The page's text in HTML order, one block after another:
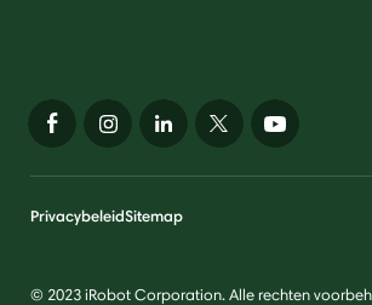
PrivacybeleidSitemap
© 2023 iRobot Corporation. Alle rechten